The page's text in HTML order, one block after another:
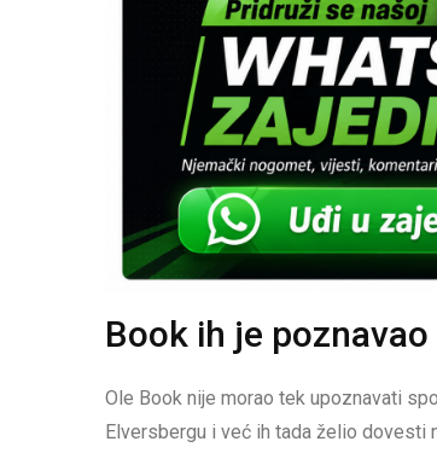
Book ih je
Ole Book nije morao tek upoznavati
Elversbergu i već ih tada želio dovesti